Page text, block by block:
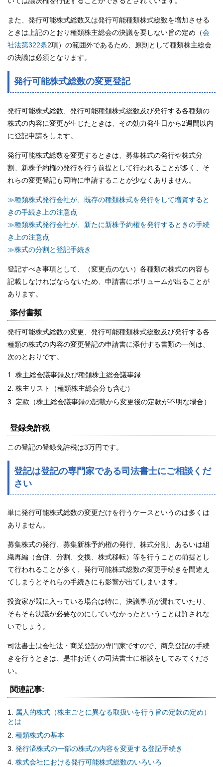
また、発行可能株式総数又は発行可能種類株式総数を増加させる
ときは上記のとおり種類株主総会の決議を要しない旨の定め（会
社法第322条2項）の範囲外であるため、原則として種類株主総会
の決議は必須となります。
発行可能株式総数の変更登記
発行可能株式総数、発行可能種類株式総数及び発行する各種類の
株式の内容に変更が生じたときは、その効力発生日から2週間以内
に登記申請をします。
発行可能株式総数を変更するときは、募集株式の発行や株式分
割、新株予約権の発行を行う前提として行われることが多く、そ
れらの変更登記も同時に申請することが少なくありません。
≫種類株式発行会社が、既存の種類株式を発行をして増資すると
きの手続き上の注意点
≫種類株式発行会社が、新たに新株予約権を発行するときの手続
き上の注意点
≫株式の分割と登記手続き
登記すべき事項として、（変更点のない）各種類の株式の内容も
記載しなければならないため、申請書にボリュームが出ることが
あります。
添付書類
発行可能株式総数の変更、発行可能種類株式総数及び発行する各
種類の株式の内容の変更登記の申請書に添付する書類の一例は、
次のとおりです。
株主総会議事録及び種類株主総会議事録
株主リスト（種類株主総会分も含む）
定款（株主総会議事録の記載から変更後の定款が不明な場合）
登録免許税
この登記の登録免許税は3万円です。
登記は登記の専門家である司法書士にご相談くだ
さい
単に発行可能株式総数の変更だけを行うケースというのは多くは
ありません。
募集株式の発行、募集新株予約権の発行、株式分割、あるいは組
織再編（合併、分割、交換、株式移転）等を行うことの前提とし
て行われることが多く、発行可能株式総数の変更手続きを間違え
てしまうとそれらの手続きにも影響が出てしまいます。
投資家が既に入っている場合は特に、決議事項が漏れていたり、
そもそも決議が必要なのにしていなかったということは許されな
いでしょう。
司法書士は会社法・商業登記の専門家ですので、商業登記の手続
きを行うときは、是非お近くの司法書士に相談をしてみてくださ
い。
関連記事:
属人的株式（株主ごとに異なる取扱いを行う旨の定款の定め）
とは
種類株式の基本
発行済株式の一部の株式の内容を変更する登記手続き
株式会社における発行可能株式総数のいろいろ